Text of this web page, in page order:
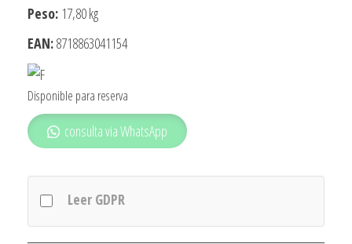
Peso: 17,80 kg
EAN:8718863041154
Disponible para reserva
consulta via WhatsApp
Leer GDPR